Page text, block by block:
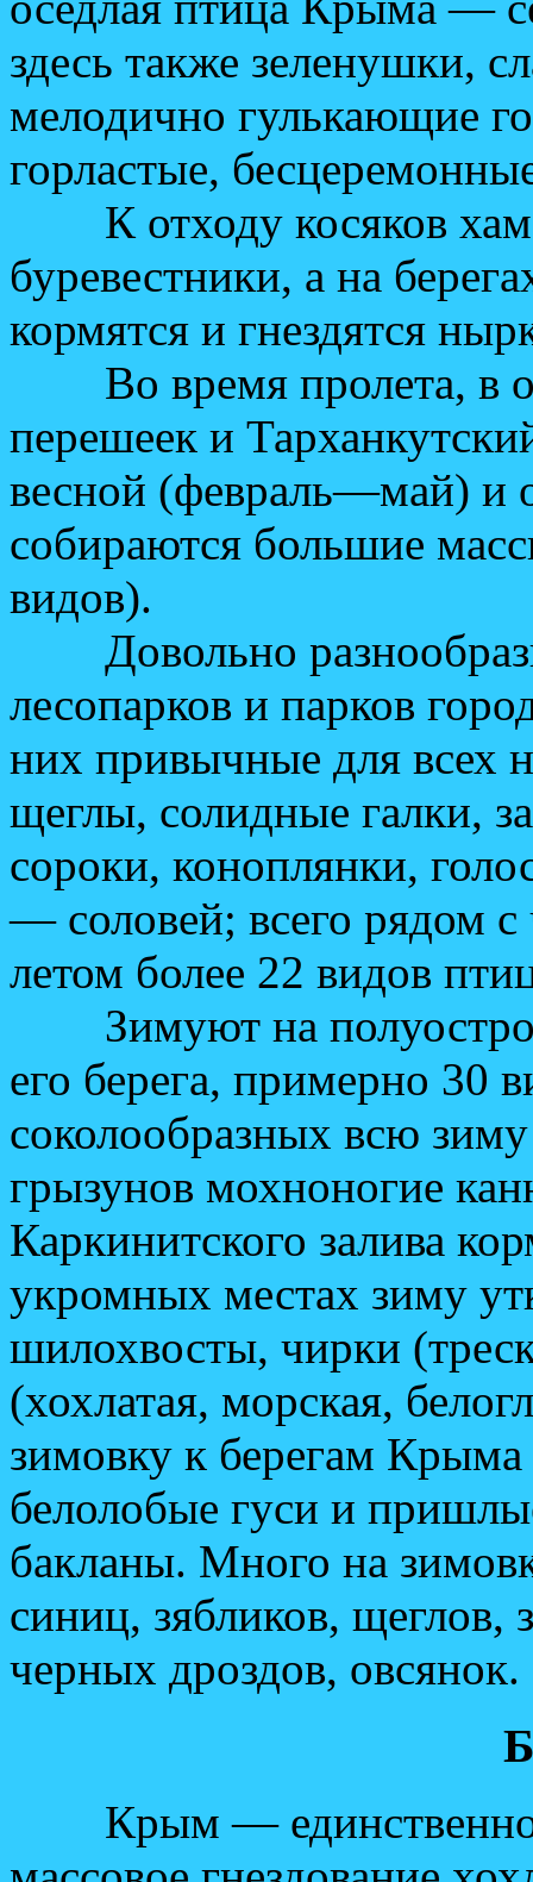
здесь также зеленушки,
мелодично гулькающие
горластые,
К отходу косяков
буревестники, а на
кормятся и гнездятся
Во время пролета, в
перешеек и
весной (февраль—май) и
собираются большие
видов).
Довольно
лесопарков и парков
них привычные для всех
щеглы, солидные галки,
сороки, коноплянки,
— соловей; всего рядом с
летом более 22 видов
Зимуют на
его берега, примерно 30
соколообразных всю
грызунов мохноногие
Каркинитского залива
укромных местах зиму
шилохвосты, чирки
(хохлатая, морская,
зимовку к берегам
белолобые гуси и
бакланы. Много на
синиц, зябликов, щеглов,
черных дроздов, овсянок.
Крым — единственное